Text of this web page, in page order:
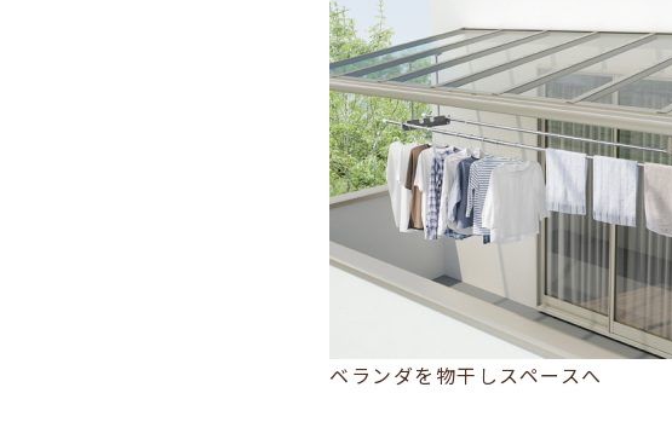
ベランダを物干しスペースへ